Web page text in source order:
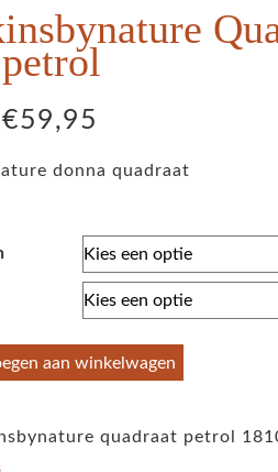
€59,95
tot
donna quadraat
aan winkelwagen
quadraat petrol